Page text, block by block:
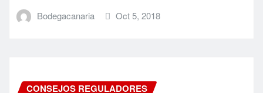
Bodegacanaria Oct 5, 2018
CONSEJOS REGULADORES